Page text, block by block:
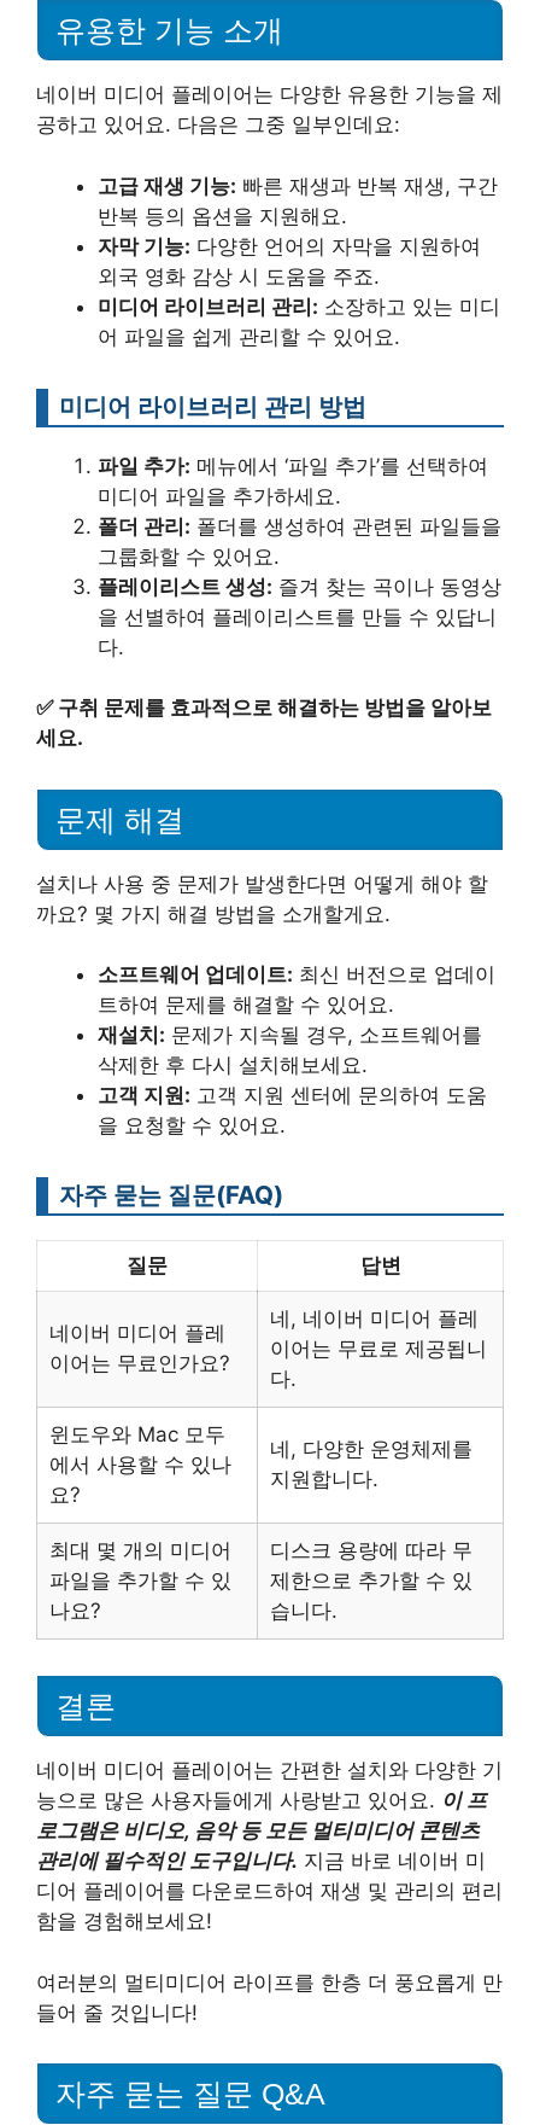
유용한 기능 소개
네이버 미디어 플레이어는 다양한 유용한 기능을 제
공하고 있어요. 다음은 그중 일부인데요:
고급 재생 기능: 빠른 재생과 반복 재생, 구간
반복 등의 옵션을 지원해요.
자막 기능: 다양한 언어의 자막을 지원하여
외국 영화 감상 시 도움을 주죠.
미디어 라이브러리 관리: 소장하고 있는 미디
어 파일을 쉽게 관리할 수 있어요.
미디어 라이브러리 관리 방법
파일 추가: 메뉴에서 ‘파일 추가’를 선택하여
미디어 파일을 추가하세요.
폴더 관리: 폴더를 생성하여 관련된 파일들을
그룹화할 수 있어요.
플레이리스트 생성: 즐겨 찾는 곡이나 동영상
을 선별하여 플레이리스트를 만들 수 있답니
다.
✅ 구취 문제를 효과적으로 해결하는 방법을 알아보
세요.
문제 해결
설치나 사용 중 문제가 발생한다면 어떻게 해야 할
까요? 몇 가지 해결 방법을 소개할게요.
소프트웨어 업데이트: 최신 버전으로 업데이
트하여 문제를 해결할 수 있어요.
재설치: 문제가 지속될 경우, 소프트웨어를
삭제한 후 다시 설치해보세요.
고객 지원: 고객 지원 센터에 문의하여 도움
을 요청할 수 있어요.
자주 묻는 질문(FAQ)
질문 답변
네이버 미디어 플레
이어는 무료인가요?
네, 네이버 미디어 플레
이어는 무료로 제공됩니
다.
윈도우와 Mac 모두
에서 사용할 수 있나
요?
네, 다양한 운영체제를
지원합니다.
최대 몇 개의 미디어
파일을 추가할 수 있
나요?
디스크 용량에 따라 무
제한으로 추가할 수 있
습니다.
결론
네이버 미디어 플레이어는 간편한 설치와 다양한 기
능으로 많은 사용자들에게 사랑받고 있어요. 이 프
로그램은 비디오, 음악 등 모든 멀티미디어 콘텐츠
관리에 필수적인 도구입니다. 지금 바로 네이버 미
디어 플레이어를 다운로드하여 재생 및 관리의 편리
함을 경험해보세요!
여러분의 멀티미디어 라이프를 한층 더 풍요롭게 만
들어 줄 것입니다!
자주 묻는 질문 Q&A